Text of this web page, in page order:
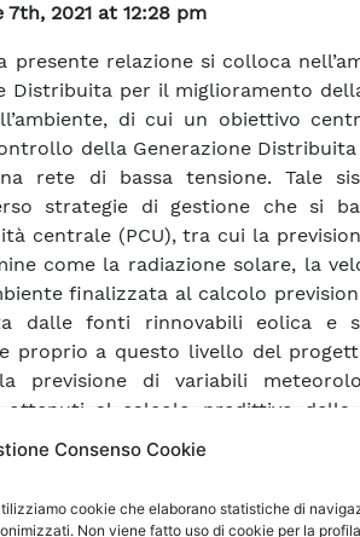
Consenso Cookie
cookie che elaborano statistiche di
Non viene fatto uso di cookie per la
2021 at 12:28 pm
presente relazione si colloca
Distribuita per il miglioramento
di cui un obiettivo
della Generazione Distribuita
rete di bassa tensione. Tale
strategie di gestione che si
centrale (PCU), tra cui la
come la radiazione solare, la
finalizzata al calcolo
dalle fonti rinnovabili eolica e
proprio a questo livello del
previsione di variabili
ottenuti al calcolo predittivo della
per ciascuna variabile
e diretta, velocità del vento), i
variabili, utilizzando la PCA